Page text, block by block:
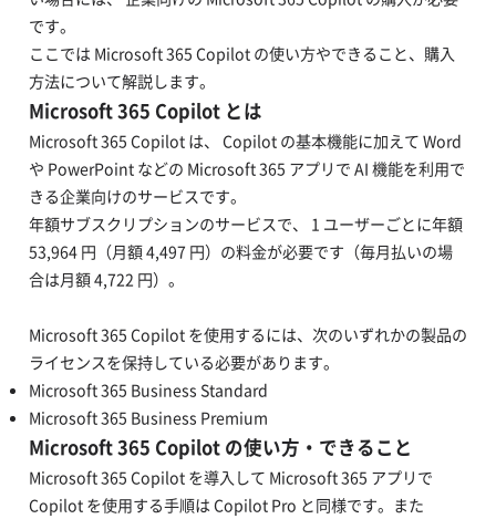
です。
ここでは Microsoft 365 Copilot の使い方やできること、購入
方法について解説します。
Microsoft 365 Copilot とは
Microsoft 365 Copilot は、 Copilot の基本機能に加えて Word
や PowerPoint などの Microsoft 365 アプリで AI 機能を利用で
きる企業向けのサービスです。
年額サブスクリプションのサービスで、 1 ユーザーごとに年額
53,964 円（月額 4,497 円）の料金が必要です（毎月払いの場
合は月額 4,722 円）。
Microsoft 365 Copilot を使用するには、次のいずれかの製品の
ライセンスを保持している必要があります。
Microsoft 365 Business Standard
Microsoft 365 Business Premium
Microsoft 365 Copilot の使い方・できること
Microsoft 365 Copilot を導入して Microsoft 365 アプリで
Copilot を使用する手順は Copilot Pro と同様です。また